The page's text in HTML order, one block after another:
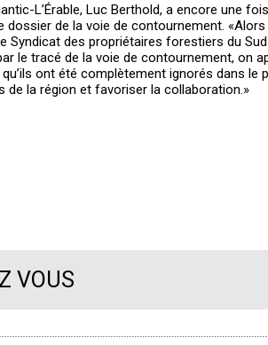
L’Érable, Luc Berthold, a encore une
de la voie de contournement.
Syndicat des propriétaires forestiers du
le tracé de la voie de contournement, on
ont été complètement ignorés dans
de la région et favoriser la collaboration.»
VOUS